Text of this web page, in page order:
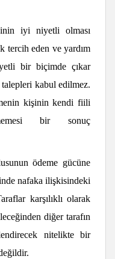
iyi niyetli olması
tercih eden ve yardım
bir biçimde çıkar
kabul edilmez.
kişinin kendi fiili
bir sonuç
ödeme gücüne
nafaka ilişkisindeki
karşılıklı olarak
diğer tarafın
nitelikte bir